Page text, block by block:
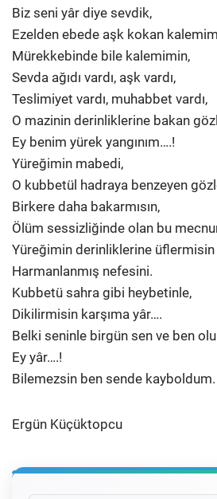
Biz seni yâr diye sevdik,
Ezelden ebede aşk kokan
Mürekkebinde bile kalemimin,
Sevda ağıdı vardı, aşk vardı,
Teslimiyet vardı, muhabbet vardı,
O mazinin derinliklerine bakan
Ey benim yürek yangınım….!
Yüreğimin mabedi,
O kubbetül hadraya benzeyen
Birkere daha bakarmısın,
Ölüm sessizliğinde olan bu
Yüreğimin derinliklerine üflermisin
Harmanlanmış nefesini.
Kubbetü sahra gibi heybetinle,
Dikilirmisin karşıma yâr….
Belki seninle birgün sen ve ben
Ey yâr….!
Bilemezsin ben sende kayboldum.
Ergün Küçüktopcu